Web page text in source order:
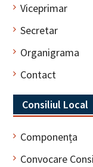
Viceprimar
Secretar
Organigrama
Contact
Consiliul Local
Componența
Convocare